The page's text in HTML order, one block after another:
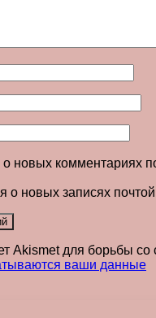
новых комментариях
о новых записях
Akismet для борьбы
ваши данные